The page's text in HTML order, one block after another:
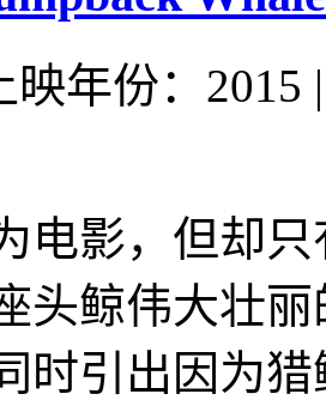
映年份：2015 |
电影，但却
头鲸伟大壮
时引出因为